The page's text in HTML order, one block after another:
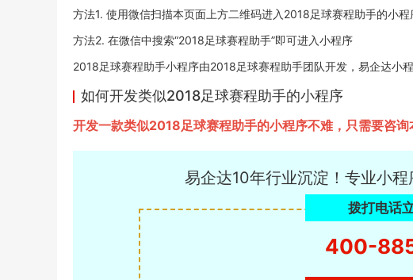
方法1. 使用微信扫描本页面上方二维码进入2018足球赛程助手的小程
方法2. 在微信中搜索“2018足球赛程助手”即可进入小程序
2018足球赛程助手小程序由2018足球赛程助手团队开发，易企达
如何开发类似2018足球赛程助手的小程序
开发一款类似2018足球赛程助手的小程序不难，只需要咨询
易企达10年行业沉淀！专业小
拨打电话
400-